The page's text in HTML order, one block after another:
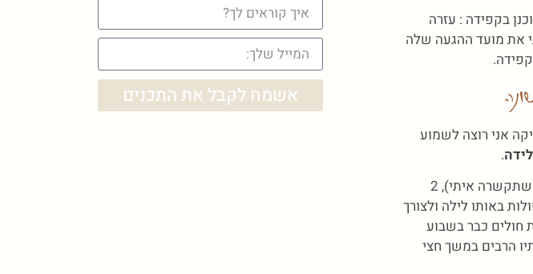
בקפידה : עזרה
את מועד ההגעה שלה
אני רוצה לשמוע
.
הצוות בחדר הלידה היה מורכב מהרופאה המדהימה שלי (באמת- לפחות היא היחידה שתקשרה איתי), 2
באותו לילה ולצורך
חולים כבר בשבוע
הרבים במשך חצי
אשמח לקבל את התכנים